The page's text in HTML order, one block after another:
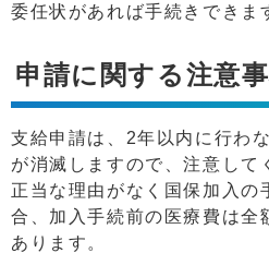
委任状があれば手続きできま
申請に関する注意
支給申請は、2年以内に行わ
が消滅しますので、注意して
正当な理由がなく国保加入の
合、加入手続前の医療費は全
あります。